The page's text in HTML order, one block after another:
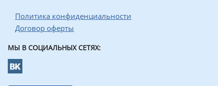
Политика конфиденциальности
Договор оферты
МЫ В СОЦИАЛЬНЫХ СЕТЯХ: